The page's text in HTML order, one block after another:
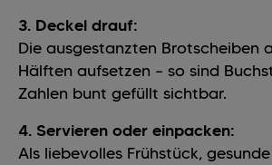
3. Deckel drauf:
Die ausgestanzten Brotscheiben
Hälften aufsetzen – so sind
Zahlen bunt gefüllt sichtbar.
4. Servieren oder einpacken:
Als liebevolles Frühstück,